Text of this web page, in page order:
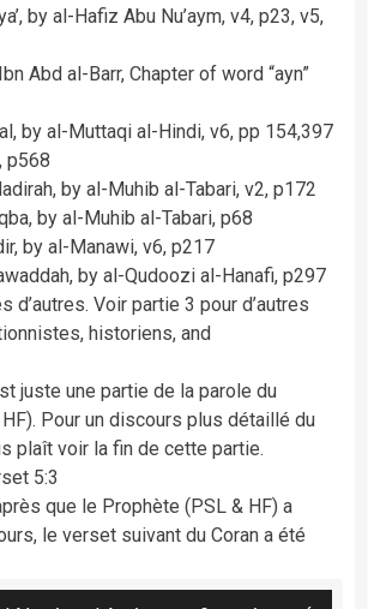
by al-Hafiz Abu Nu’aym, v4, p23, v5,
Abd al-Barr, Chapter of word “ayn”
by al-Muttaqi al-Hindi, v6, pp 154,397
p568
by al-Muhib al-Tabari, v2, p172
by al-Muhib al-Tabari, p68
by al-Manawi, v6, p217
by al-Qudoozi al-Hanafi, p297
d’autres. Voir partie 3 pour d’autres
historiens, and
juste une partie de la parole du
Pour un discours plus détaillé du
plaît voir la fin de cette partie.
5:3
que le Prophète (PSL & HF) a
le verset suivant du Coran a été